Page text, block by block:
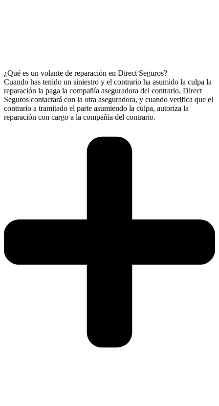
¿Qué es un volante de reparación en Direct Seguros?
Cuando has tenido un siniestro y el contrario ha asumido la culpa la
reparación la paga la compañía aseguradora del contrario, Direct
Seguros contactará con la otra aseguradora, y cuando verifica que el
contrario a tramitado el parte asumiendo la culpa, autoriza la
reparación con cargo a la compañía del contrario.